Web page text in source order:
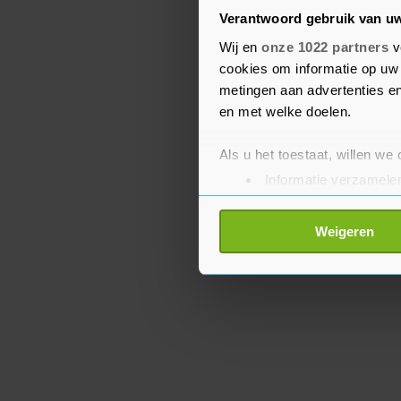
Verantwoord gebruik van
Wij en onze 1022 partners
cookies om informatie op
metingen aan advertenties
en met welke doelen.
Als u het toestaat, willen we
Informatie
Uw apparaat
Lees meer over hoe uw
toestemming op elk moment
Weigeren
"De rek is er uit", staat
clubs eisen dat ze
toelaten in hun
demonstratieve
gesprek met zijn